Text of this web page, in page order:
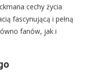
cechy życia
fascynującą i pełną
fanów, jak i